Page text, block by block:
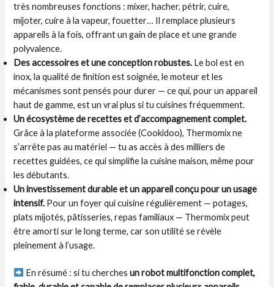
très nombreuses fonctions : mixer, hacher, pétrir, cuire,
mijoter, cuire à la vapeur, fouetter… Il remplace plusieurs
appareils à la fois, offrant un gain de place et une grande
polyvalence.
Des accessoires et une conception robustes. Le bol est en
inox, la qualité de finition est soignée, le moteur et les
mécanismes sont pensés pour durer — ce qui, pour un appareil
haut de gamme, est un vrai plus si tu cuisines fréquemment.
Un écosystème de recettes et d’accompagnement complet.
Grâce à la plateforme associée (Cookidoo), Thermomix ne
s’arrête pas au matériel — tu as accès à des milliers de
recettes guidées, ce qui simplifie la cuisine maison, même pour
les débutants.
Un investissement durable et un appareil conçu pour un usage
intensif. Pour un foyer qui cuisine régulièrement — potages,
plats mijotés, pâtisseries, repas familiaux — Thermomix peut
être amorti sur le long terme, car son utilité se révèle
pleinement à l’usage.
En résumé : si tu cherchesun robot multifonction complet,